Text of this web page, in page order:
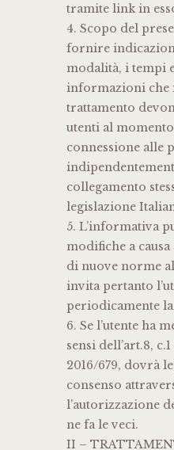
tramite link in
4. Scopo del
fornire
modalità, i tempi
informazioni che
trattamento
utenti al
connessione alle
collegamento
legislazione
5. L’informativa
modifiche a
di nuove norme
invita pertanto
periodicamente
6. Se l’utente ha
sensi dell’art.8,
2016/679, dovrà
consenso
l’autorizzazione
ne fa le veci.
II –